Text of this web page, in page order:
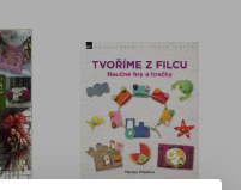
k vidění její práce.
které se věnují ručním